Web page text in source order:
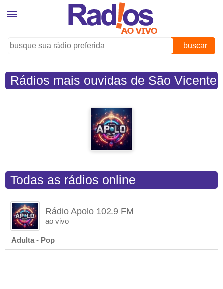
buscar
Rádios mais ouvidas de São Vicente
Todas as rádios online
Rádio Apolo 102.9 FM
ao vivo
Adulta - Pop